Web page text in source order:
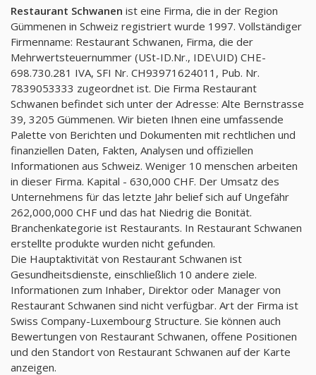
Restaurant Schwanen ist eine Firma, die in der Region
Gümmenen in Schweiz registriert wurde 1997. Vollständiger
Firmenname: Restaurant Schwanen, Firma, die der
Mehrwertsteuernummer (USt-ID.Nr., IDE\UID) CHE-
698.730.281 IVA, SFI Nr. CH93971624011, Pub. Nr.
7839053333 zugeordnet ist. Die Firma Restaurant
Schwanen befindet sich unter der Adresse: Alte Bernstrasse
39, 3205 Gümmenen. Wir bieten Ihnen eine umfassende
Palette von Berichten und Dokumenten mit rechtlichen und
finanziellen Daten, Fakten, Analysen und offiziellen
Informationen aus Schweiz. Weniger 10 menschen arbeiten
in dieser Firma. Kapital - 630,000 CHF. Der Umsatz des
Unternehmens für das letzte Jahr belief sich auf Ungefähr
262,000,000 CHF und das hat Niedrig die Bonität.
Branchenkategorie ist Restaurants. In Restaurant Schwanen
erstellte produkte wurden nicht gefunden.
Die Hauptaktivität von Restaurant Schwanen ist
Gesundheitsdienste, einschließlich 10 andere ziele.
Informationen zum Inhaber, Direktor oder Manager von
Restaurant Schwanen sind nicht verfügbar. Art der Firma ist
Swiss Company-Luxembourg Structure. Sie können auch
Bewertungen von Restaurant Schwanen, offene Positionen
und den Standort von Restaurant Schwanen auf der Karte
anzeigen.